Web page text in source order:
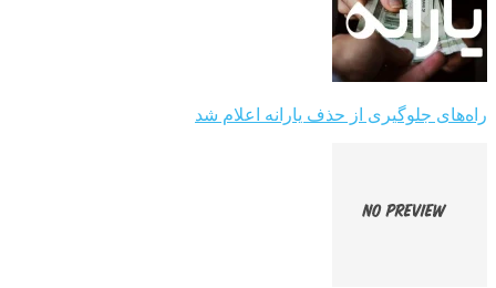
راه‌های جلوگیری از حذف یارانه اعلام شد